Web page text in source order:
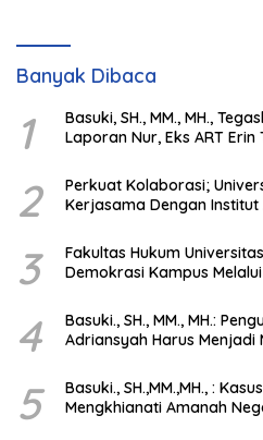
Banyak Dibaca
1
Basuki, SH., MM., MH.,
Laporan Nur, Eks ART
2
Perkuat Kolaborasi;
Kerjasama Dengan
3
Fakultas Hukum
Demokrasi Kampus Melalui
4
Basuki., SH., MM., MH.:
Adriansyah Harus
5
Basuki., SH.,MM.,MH., :
Mengkhianati Amanah